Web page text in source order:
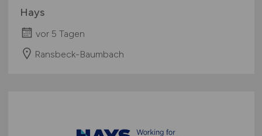
Hays
vor 5 Tagen
Ransbeck-Baumbach